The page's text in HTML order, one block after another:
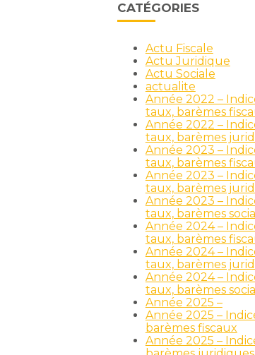
CATÉGORIES
Actu Fiscale
Actu Juridique
Actu Sociale
actualite
Année 2022 –
taux, barèmes
Année 2022 –
taux, barèmes
Année 2023 –
taux, barèmes
Année 2023 –
taux, barèmes
Année 2023 –
taux, barèmes
Année 2024 –
taux, barèmes
Année 2024 –
taux, barèmes
Année 2024 –
taux, barèmes
Année 2025 –
Année 2025 –
barèmes fiscaux
Année 2025 –